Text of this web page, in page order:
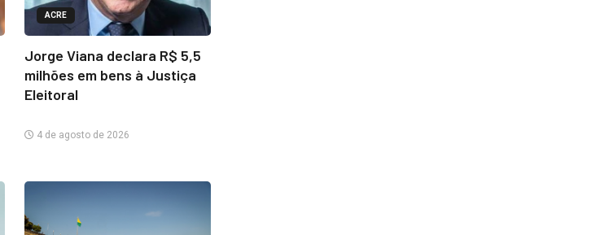
ACRE
Jorge Viana declara R$ 5,5
milhões em bens à Justiça
Eleitoral
4 de agosto de 2026